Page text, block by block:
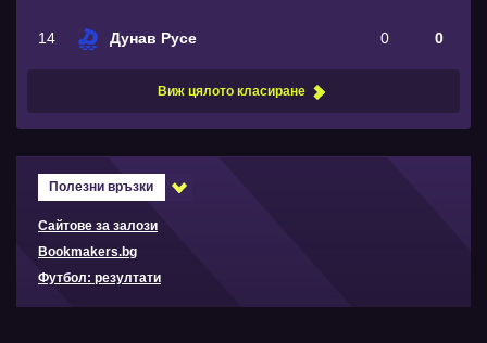
14 Дунав Русе 0 0
Виж цялото класиране
Полезни връзки
Сайтове за залози
Bookmakers.bg
Футбол: резултати